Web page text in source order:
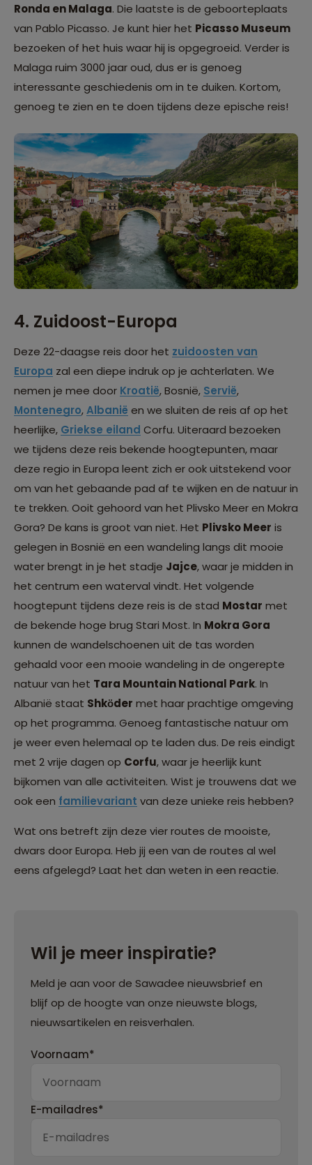
Ronda en Malaga. Die laatste is de geboorteplaats
van Pablo Picasso. Je kunt hier het Picasso Museum
bezoeken of het huis waar hij is opgegroeid. Verder is
Malaga ruim 3000 jaar oud, dus er is genoeg
interessante geschiedenis om in te duiken. Kortom,
genoeg te zien en te doen tijdens deze epische reis!
4. Zuidoost-Europa
Deze 22-daagse reis door het zuidoosten van
Europa zal een diepe indruk op je achterlaten. We
nemen je mee door Kroatië,Bosnië, Servië,
Montenegro,Albanië en we sluiten de reis af op het
heerlijke, Griekse eiland Corfu. Uiteraard bezoeken
we tijdens deze reis bekende hoogtepunten, maar
deze regio in Europa leent zich er ook uitstekend voor
om van het gebaande pad af te wijken en de natuur in
te trekken. Ooit gehoord van het Plivsko Meer en Mokra
Gora? De kans is groot van niet. Het Plivsko Meer is
gelegen in Bosnië en een wandeling langs dit mooie
water brengt in je het stadje Jajce, waar je midden in
het centrum een waterval vindt. Het volgende
hoogtepunt tijdens deze reis is de stad Mostar met
de bekende hoge brug Stari Most. In Mokra Gora
kunnen de wandelschoenen uit de tas worden
gehaald voor een mooie wandeling in de ongerepte
natuur van het Tara Mountain National Park. In
Albanië staat Shkӧder met haar prachtige omgeving
op het programma. Genoeg fantastische natuur om
je weer even helemaal op te laden dus. De reis eindigt
met 2 vrije dagen op Corfu, waar je heerlijk kunt
bijkomen van alle activiteiten. Wist je trouwens dat we
ook een familievariant van deze unieke reis hebben?
Wat ons betreft zijn deze vier routes de mooiste,
dwars door Europa. Heb jij een van de routes al wel
eens afgelegd? Laat het dan weten in een reactie.
Wil je meer inspiratie?
Meld je aan voor de Sawadee nieuwsbrief en
blijf op de hoogte van onze nieuwste blogs,
nieuwsartikelen en reisverhalen.
Voornaam*
E-mailadres*